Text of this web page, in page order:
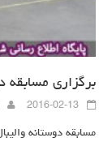
برگزاری مسابقه
2016-02-13
مسابقه دوستانه